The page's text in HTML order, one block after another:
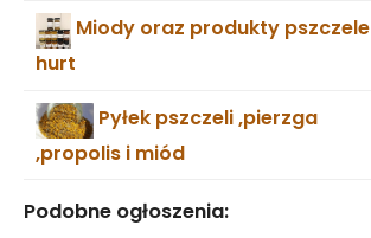
Miody oraz produkty pszczele
hurt
Pyłek pszczeli ,pierzga
,propolis i miód
Podobne ogłoszenia: